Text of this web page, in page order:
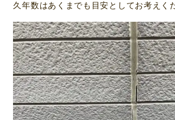
久年数はあくまでも目安としてお考えく